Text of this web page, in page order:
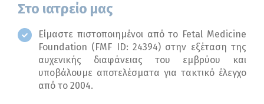
Στο ιατρείο μας
Είμαστε πιστοποιημένοι από το Fetal Medicine
Foundation (FMF ID: 24394) στην εξέταση της
αυχενικής διαφάνειας του εμβρύου και
υποβάλουμε αποτελέσματα για τακτικό έλεγχο
από το 2004.